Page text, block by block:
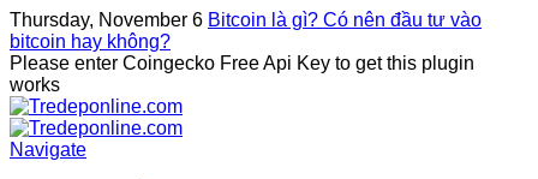
Thursday, November 6 Bitcoin là gì? Có nên đầu tư vào
bitcoin hay không?
Please enter Coingecko Free Api Key to get this plugin
works
Navigate